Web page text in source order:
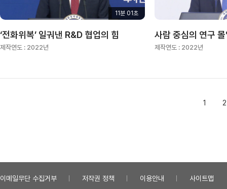
11분 01초
‘전화위복’ 일궈낸 R&D 협업의 힘
제작연도 : 2022년 제작연도 : 2022년
1 2
이메일무단 수집거부 저작권 정책 이용안내 사이트맵